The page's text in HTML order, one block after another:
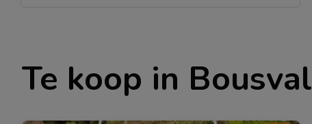
Te koop in Bousval